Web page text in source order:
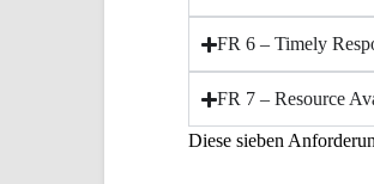
FR 6 – Timely
FR 7 – Resource
Diese sieben